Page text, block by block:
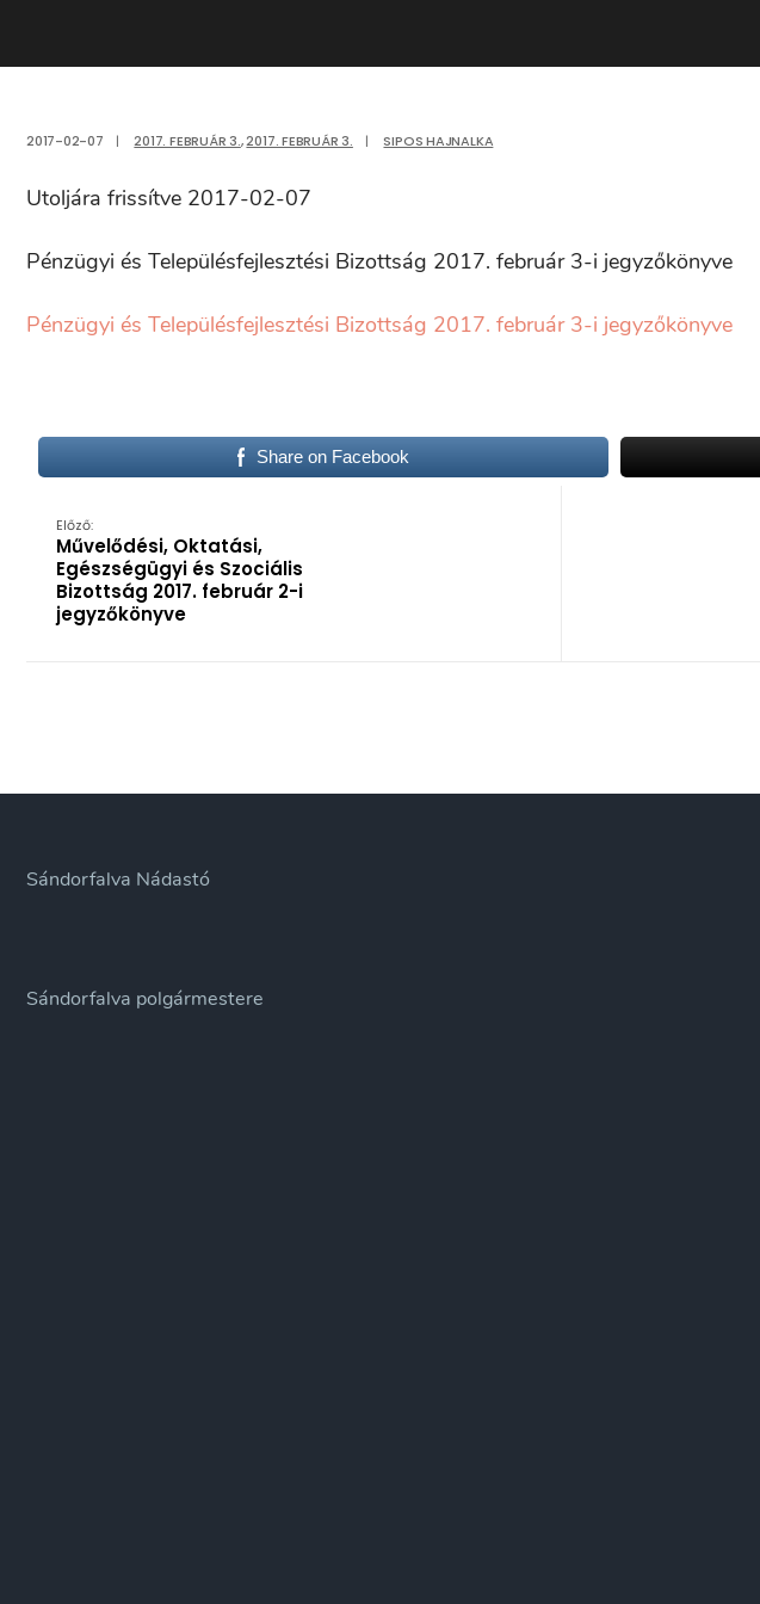
2017-02-07 | 2017. FEBRUÁR 3.,2017. FEBRUÁR 3. | SIPOS HAJNALKA
Utoljára frissítve 2017-02-07
Pénzügyi és Településfejlesztési Bizottság 2017. február 3-i jegyzőkönyve
Pénzügyi és Településfejlesztési Bizottság 2017. február 3-i jegyzőkönyve
Share on Facebook
Előző:
Művelődési, Oktatási,
Egészségügyi és Szociális
Bizottság 2017. február 2-i
jegyzőkönyve
Sándorfalva Nádastó
Sándorfalva polgármestere